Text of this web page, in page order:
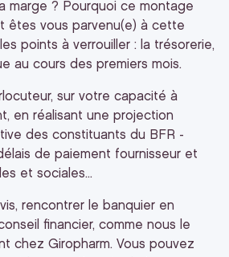
marge ? Pourquoi ce montage
êtes vous parvenu(e) à cette
points à verrouiller : la trésorerie,
au cours des premiers mois.
sur votre capacité à
en réalisant une projection
des constituants du BFR -
de paiement fournisseur et
et sociales...
rencontrer le banquier en
financier, comme nous le
chez Giropharm. Vous pouvez